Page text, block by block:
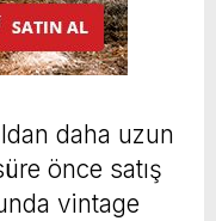
daha uzun
önce satış
vintage